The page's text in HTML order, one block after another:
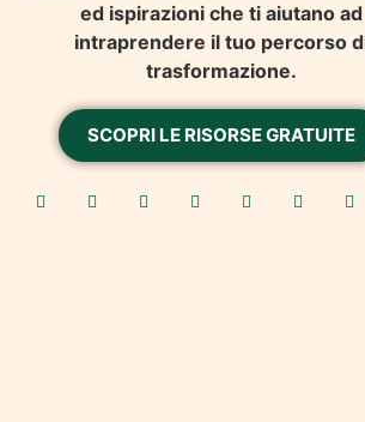
ed ispirazioni che ti aiutano ad
intraprendere il tuo percorso
trasformazione.
SCOPRI LE RISORSE GRATUITE